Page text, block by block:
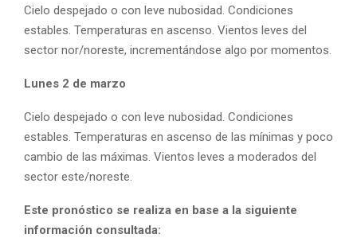
Cielo despejado o con leve nubosidad. Condiciones
estables. Temperaturas en ascenso. Vientos leves del
sector nor/noreste, incrementándose algo por momentos.
Lunes 2 de marzo
Cielo despejado o con leve nubosidad. Condiciones
estables. Temperaturas en ascenso de las mínimas y poco
cambio de las máximas. Vientos leves a moderados del
sector este/noreste.
Este pronóstico se realiza en base a la siguiente
información consultada: